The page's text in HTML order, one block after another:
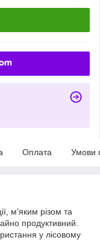
Оплата Умови
м'яким різом та
продуктивний.
у лісовому